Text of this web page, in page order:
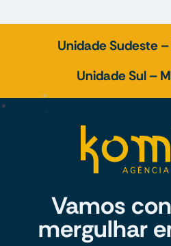
Unidade Sudeste
Unidade Sul –
Vamos
mergulhar